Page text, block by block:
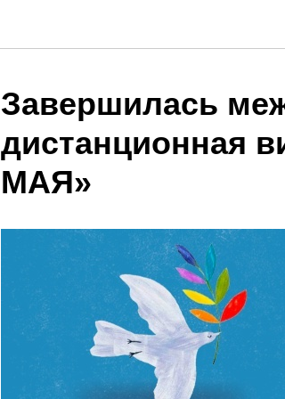
Завершилась
дистанционная
МАЯ»